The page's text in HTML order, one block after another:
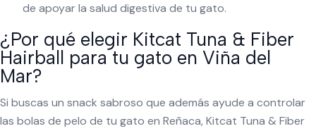
de apoyar la salud digestiva de tu gato.
¿Por qué elegir Kitcat Tuna & Fiber
Hairball para tu gato en Viña del
Mar?
Si buscas un snack sabroso que además ayude a controlar
las bolas de pelo de tu gato en Reñaca, Kitcat Tuna & Fiber